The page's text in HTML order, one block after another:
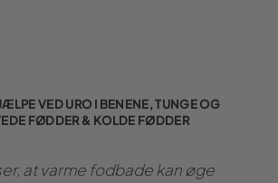
VED URO I BENENE, TUNGE OG
FØDDER & KOLDE FØDDER
at varme fodbade kan øge